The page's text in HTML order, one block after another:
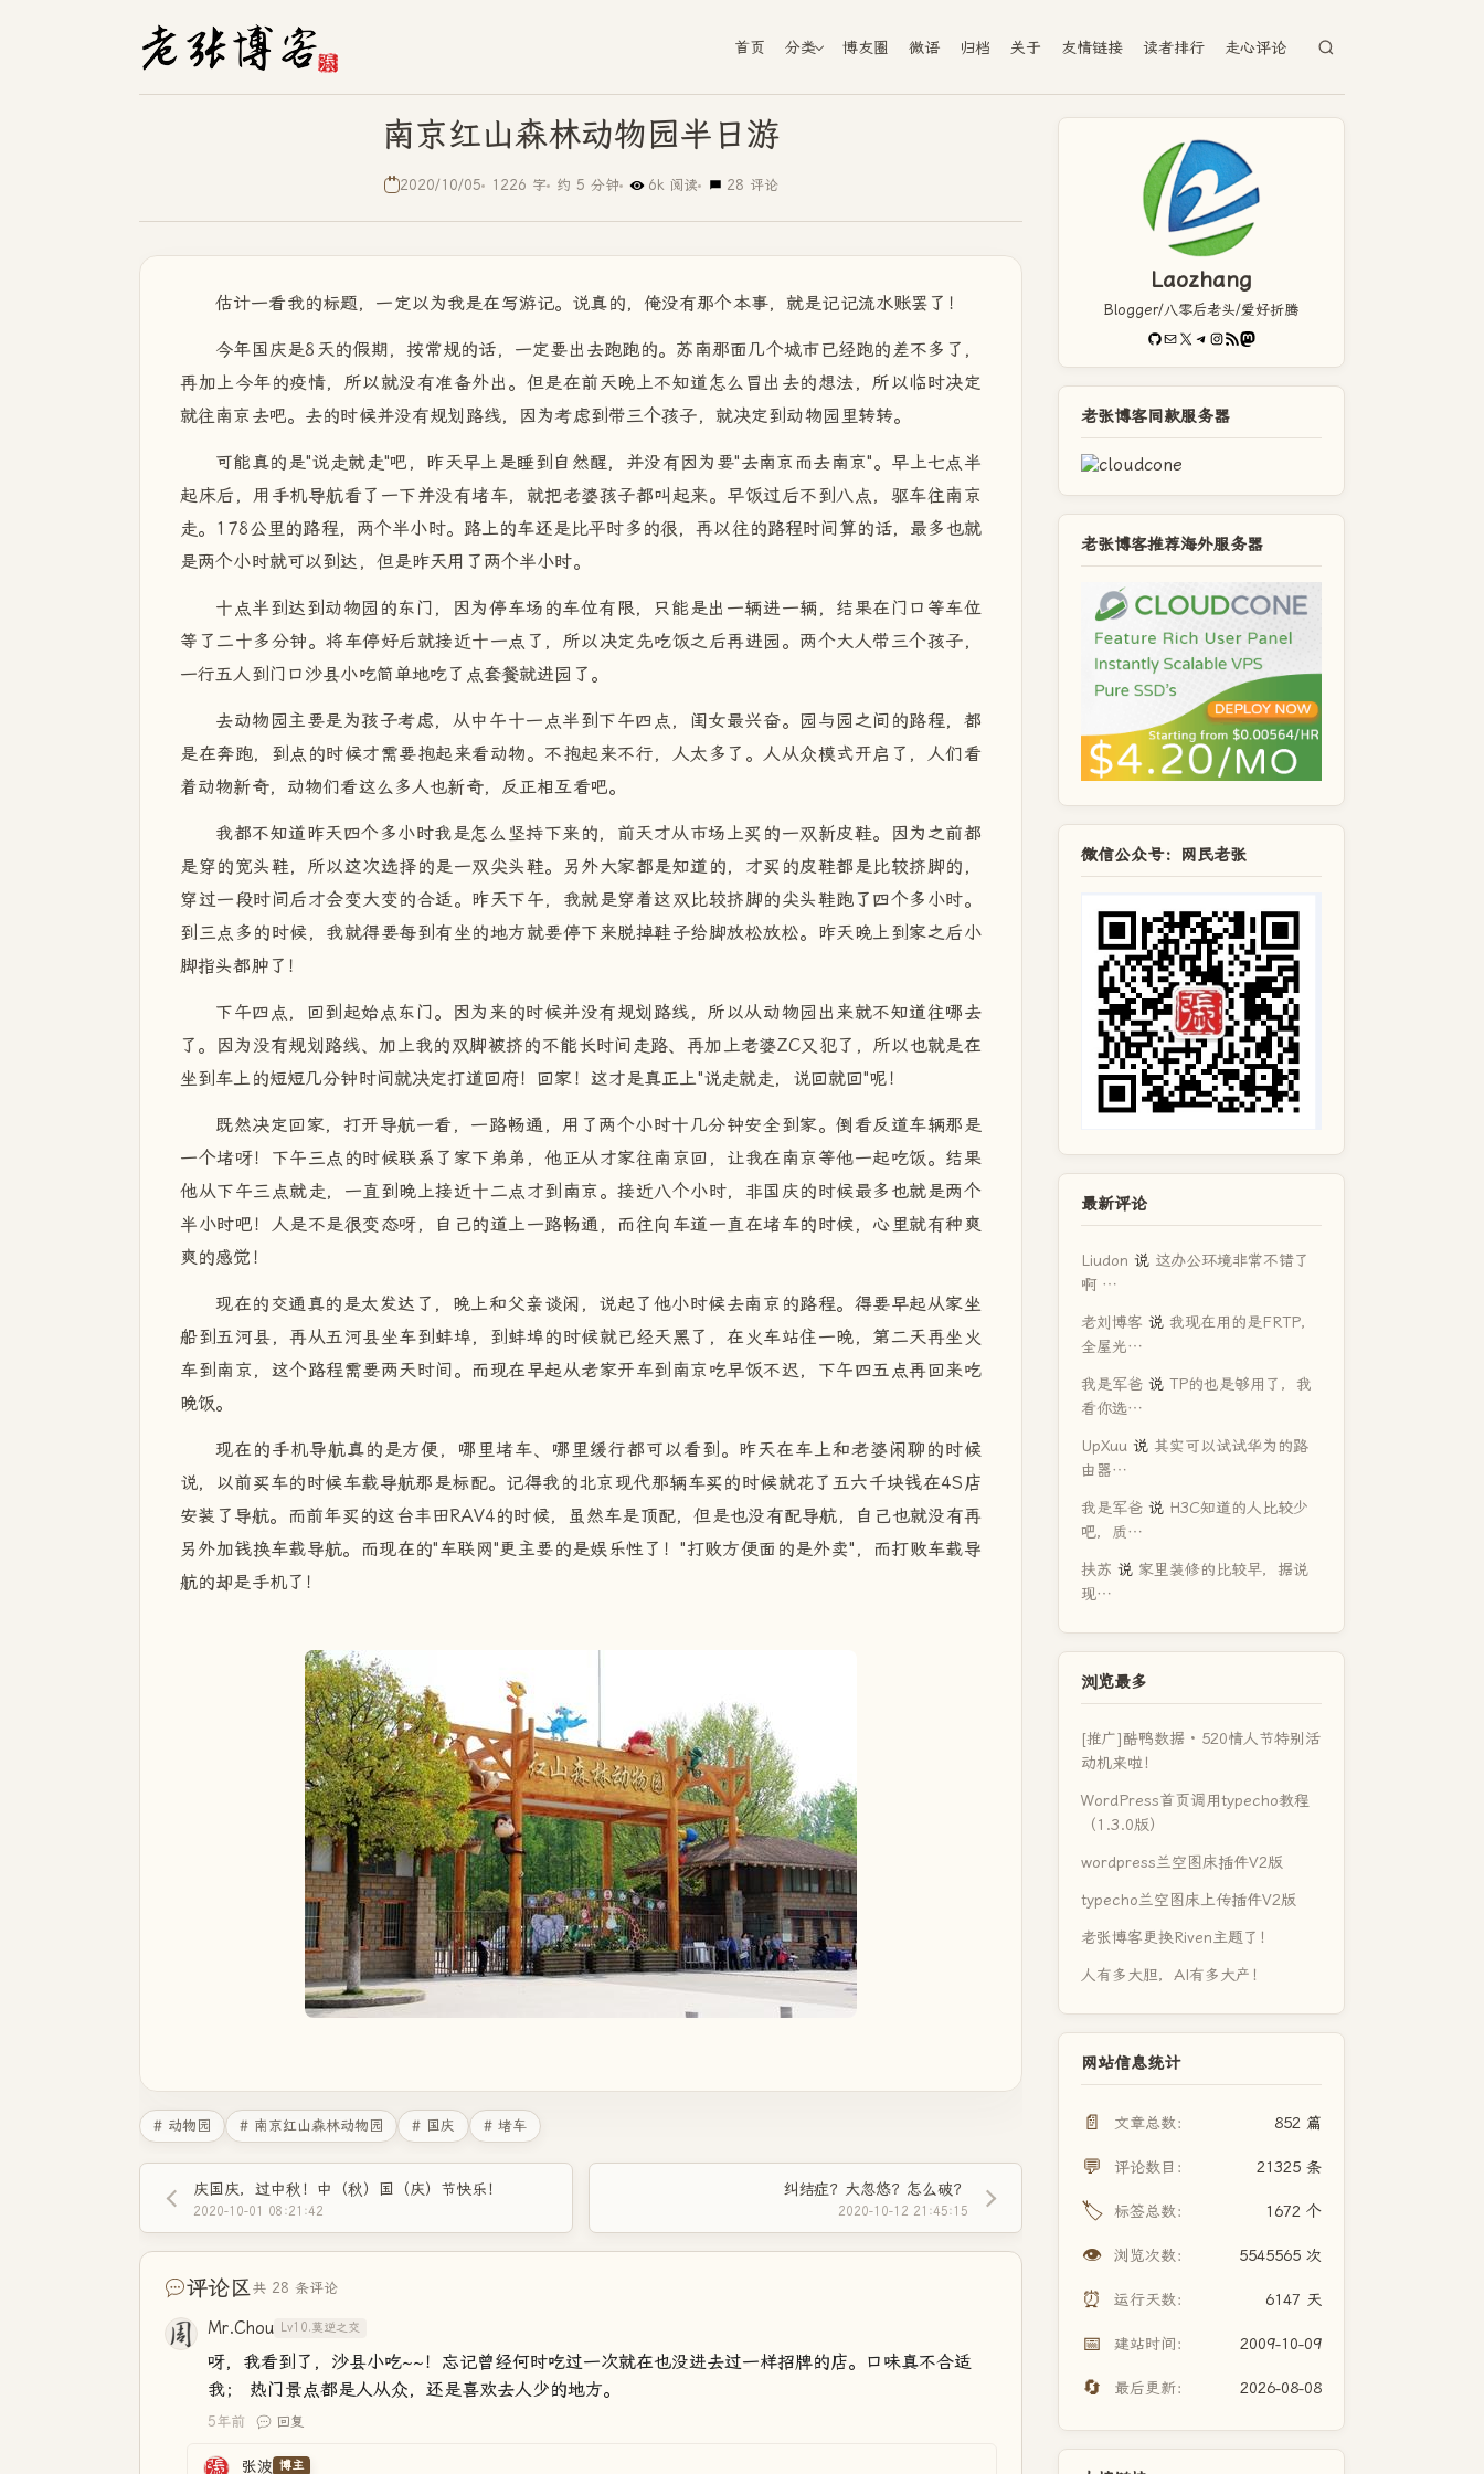
首页 分类 博友圈 微语 归档 关于 友情链接 读者排行 走心评论
南京红山森林动物园半日游
2020/10/05 1226 字 约 5 分钟 6k 阅读 28 评论
估计一看我的标题，一定以为我是在写游记。说真的，俺没有那个本事，就是记记流水账罢了！
今年国庆是8天的假期，按常规的话，一定要出去跑跑的。苏南那面几个城市已经跑的差不多了，
再加上今年的疫情，所以就没有准备外出。但是在前天晚上不知道怎么冒出去的想法，所以临时决定
就往南京去吧。去的时候并没有规划路线，因为考虑到带三个孩子，就决定到动物园里转转。
可能真的是"说走就走"吧，昨天早上是睡到自然醒，并没有因为要"去南京而去南京"。早上七点半
起床后，用手机导航看了一下并没有堵车，就把老婆孩子都叫起来。早饭过后不到八点，驱车往南京
走。178公里的路程，两个半小时。路上的车还是比平时多的很，再以往的路程时间算的话，最多也就
是两个小时就可以到达，但是昨天用了两个半小时。
十点半到达到动物园的东门，因为停车场的车位有限，只能是出一辆进一辆，结果在门口等车位
等了二十多分钟。将车停好后就接近十一点了，所以决定先吃饭之后再进园。两个大人带三个孩子，
一行五人到门口沙县小吃简单地吃了点套餐就进园了。
去动物园主要是为孩子考虑，从中午十一点半到下午四点，闺女最兴奋。园与园之间的路程，都
是在奔跑，到点的时候才需要抱起来看动物。不抱起来不行，人太多了。人从众模式开启了，人们看
着动物新奇，动物们看这么多人也新奇，反正相互看吧。
我都不知道昨天四个多小时我是怎么坚持下来的，前天才从市场上买的一双新皮鞋。因为之前都
是穿的宽头鞋，所以这次选择的是一双尖头鞋。另外大家都是知道的，才买的皮鞋都是比较挤脚的，
穿过一段时间后才会变大变的合适。昨天下午，我就是穿着这双比较挤脚的尖头鞋跑了四个多小时。
到三点多的时候，我就得要每到有坐的地方就要停下来脱掉鞋子给脚放松放松。昨天晚上到家之后小
脚指头都肿了！
下午四点，回到起始点东门。因为来的时候并没有规划路线，所以从动物园出来就不知道往哪去
了。因为没有规划路线、加上我的双脚被挤的不能长时间走路、再加上老婆ZC又犯了，所以也就是在
坐到车上的短短几分钟时间就决定打道回府！回家！这才是真正上"说走就走，说回就回"呢！
既然决定回家，打开导航一看，一路畅通，用了两个小时十几分钟安全到家。倒看反道车辆那是
一个堵呀！下午三点的时候联系了家下弟弟，他正从才家往南京回，让我在南京等他一起吃饭。结果
他从下午三点就走，一直到晚上接近十二点才到南京。接近八个小时，非国庆的时候最多也就是两个
半小时吧！人是不是很变态呀，自己的道上一路畅通，而往向车道一直在堵车的时候，心里就有种爽
爽的感觉！
现在的交通真的是太发达了，晚上和父亲谈闲，说起了他小时候去南京的路程。得要早起从家坐
船到五河县，再从五河县坐车到蚌埠，到蚌埠的时候就已经天黑了，在火车站住一晚，第二天再坐火
车到南京，这个路程需要两天时间。而现在早起从老家开车到南京吃早饭不迟，下午四五点再回来吃
晚饭。
现在的手机导航真的是方便，哪里堵车、哪里缓行都可以看到。昨天在车上和老婆闲聊的时候
说，以前买车的时候车载导航那是标配。记得我的北京现代那辆车买的时候就花了五六千块钱在4S店
安装了导航。而前年买的这台丰田RAV4的时候，虽然车是顶配，但是也没有配导航，自己也就没有再
另外加钱换车载导航。而现在的"车联网"更主要的是娱乐性了！"打败方便面的是外卖"，而打败车载导
航的却是手机了！
# 动物园 # 南京红山森林动物园 # 国庆 # 堵车
庆国庆，过中秋！中（秋）国（庆）节快乐！
2020-10-01 08:21:42
纠结症？大忽悠？怎么破？
2020-10-12 21:45:15
评论区共 28 条评论
Mr.Chou Lv10.莫逆之交
呀，我看到了，沙县小吃~~！忘记曾经何时吃过一次就在也没进去过一样招牌的店。口味真不合适
我； 热门景点都是人从众，还是喜欢去人少的地方。
5年前 回复
张波 博主
Laozhang
Blogger/八零后老头/爱好折腾
GitHub
电子邮件X Telegram
Instagram
RSS FeedMastodon
老张博客同款服务器
老张博客推荐海外服务器
微信公众号：网民老张
最新评论
Liudon 说 这办公环境非常不错了
啊 …
老刘博客 说 我现在用的是FRTP，
全屋光…
我是军爸 说 TP的也是够用了，我
看你选…
UpXuu 说 其实可以试试华为的路
由器…
我是军爸 说 H3C知道的人比较少
吧，质…
扶苏 说 家里装修的比较早，据说
现…
浏览最多
[推广]酷鸭数据 · 520情人节特别活
动机来啦！
WordPress首页调用typecho教程
（1.3.0版）
wordpress兰空图床插件V2版
typecho兰空图床上传插件V2版
老张博客更换Riven主题了！
人有多大胆，AI有多大产！
网站信息统计
📄 文章总数： 852 篇
💬 评论数目： 21325 条
🏷️ 标签总数： 1672 个
👁️ 浏览次数： 5545565 次
⏰ 运行天数： 6147 天
📅 建站时间： 2009-10-09
🔄 最后更新： 2026-08-08